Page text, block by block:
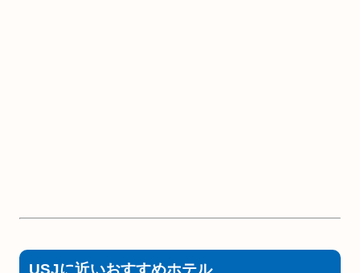
USJに近いおすすめホテル